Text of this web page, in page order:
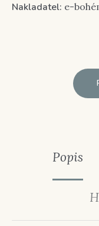
Nakladatel: e-
Popis